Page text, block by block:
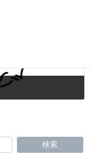
検索